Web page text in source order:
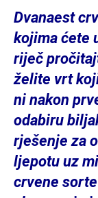
Dvanaest
kojima ćete
riječ
želite vrt
ni nakon
odabiru
rješenje za
ljepotu uz
crvene